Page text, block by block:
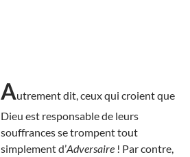
Autrement dit, ceux qui croient que
Dieu est responsable de leurs
souffrances se trompent tout
simplement d’Adversaire ! Par contre,